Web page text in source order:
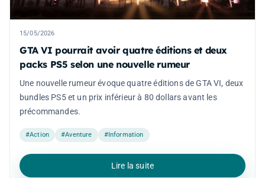
15/05/2026
GTA VI pourrait avoir quatre éditions et deux
packs PS5 selon une nouvelle rumeur
Une nouvelle rumeur évoque quatre éditions de GTA VI, deux
bundles PS5 et un prix inférieur à 80 dollars avant les
précommandes.
#Action #Aventure #Information
Lire la suite